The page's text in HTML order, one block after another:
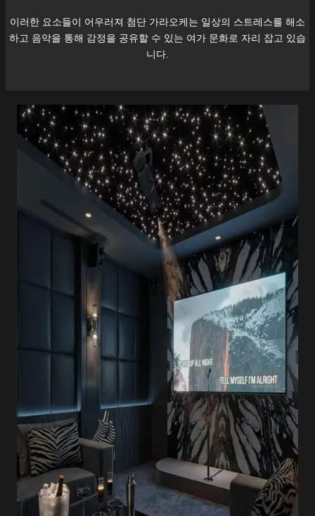
이러한 요소들이 어우러져 첨단 가라오케는 일상의 스트레스를 해소
하고 음악을 통해 감정을 공유할 수 있는 여가 문화로 자리 잡고 있습
니다.